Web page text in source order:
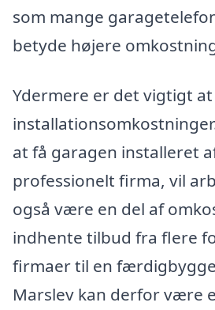
som mange
betyde højere
Ydermere er det vigtigt
at få garagen installeret
professionelt firma, vil
også være en del af
indhente tilbud fra flere
firmaer til en
Marslev kan derfor være